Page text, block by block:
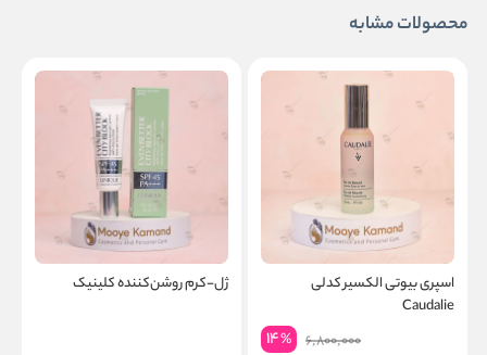
محصولات مشابه
اسپری بیوتی الکسیر کدلی
Caudalie
6,800,000
14%
ژل-کرم روشن‌کننده کلینیک